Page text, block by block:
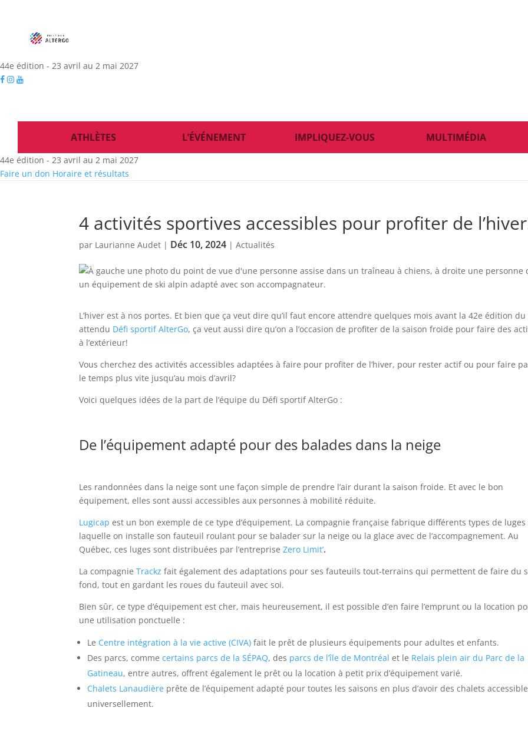
44e édition - 23 avril au 2 mai 2027
ATHLÈTES L’ÉVÉNEMENT IMPLIQUEZ-VOUS MULTIMÉDIA
44e édition - 23 avril au 2 mai 2027
Faire un don Horaire et résultats
4 activités sportives accessibles pour profiter de
par Laurianne Audet | Déc 10, 2024 |Actualités
L’hiver est à nos portes. Et bien que ça veut dire qu’il faut encore attendre quelques mois avant la 42e édition
attendu Défi sportif AlterGo, ça veut aussi dire qu’on a l’occasion de profiter de la saison froide pour faire des
à l’extérieur!
Vous cherchez des activités accessibles adaptées à faire pour profiter de l’hiver, pour rester actif ou pour faire
le temps plus vite jusqu’au mois d’avril?
Voici quelques idées de la part de l’équipe du Défi sportif AlterGo :
De l’équipement adapté pour des balades dans la neige
Les randonnées dans la neige sont une façon simple de prendre l’air durant la saison froide. Et avec le bon
équipement, elles sont aussi accessibles aux personnes à mobilité réduite.
Lugicap est un bon exemple de ce type d’équipement. La compagnie française fabrique différents types de
laquelle on installe son fauteuil roulant pour se balader sur la neige ou la glace avec de l’accompagnement. Au
Québec, ces luges sont distribuées par l’entrepriseZero Limit’.
La compagnieTrackz fait également des adaptations pour ses fauteuils tout-terrains qui permettent de faire du
fond, tout en gardant les roues du fauteuil avec soi.
Bien sûr, ce type d’équipement est cher, mais heureusement, il est possible d’en faire l’emprunt ou la location
une utilisation ponctuelle :
Le Centre intégration à la vie active (CIVA) fait le prêt de plusieurs équipements pour adultes et enfants.
Des parcs, commecertains parcs de la SÉPAQ, des parcs de l’île de Montréal et le Relais plein air du Parc de la
Gatineau, entre autres, offrent également le prêt ou la location à petit prix d’équipement varié.
Chalets Lanaudière prête de l’équipement adapté pour toutes les saisons en plus d’avoir des chalets
universellement.